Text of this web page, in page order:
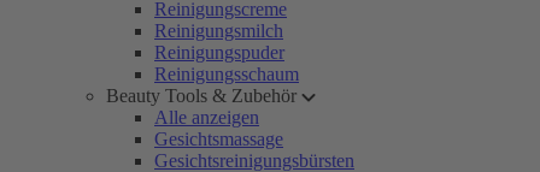
Reinigungscreme
Reinigungsmilch
Reinigungspuder
Reinigungsschaum
Beauty Tools & Zubehör
Alle anzeigen
Gesichtsmassage
Gesichtsreinigungsbürsten